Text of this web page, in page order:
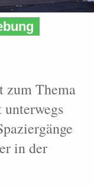
zum Thema
in der